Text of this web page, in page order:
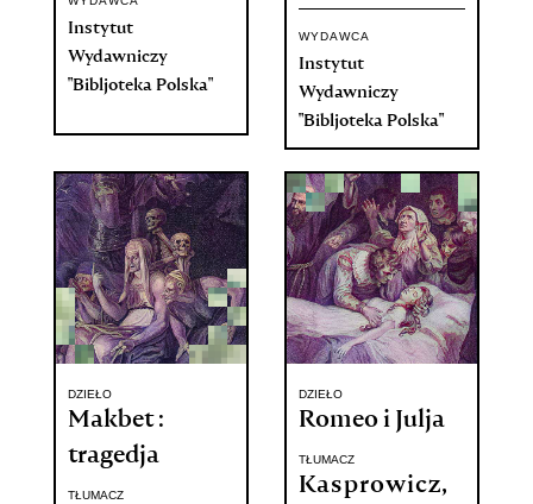
Instytut
Wydawniczy
"Bibljoteka Polska"
WYDAWCA
Instytut
Wydawniczy
"Bibljoteka Polska"
DZIEŁO
Makbet :
tragedja
TŁUMACZ
DZIEŁO
Romeo i Julja
TŁUMACZ
Kasprowicz,